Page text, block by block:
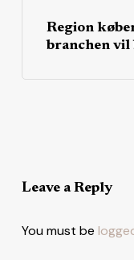
Region
branchen vil
Leave a Reply
You must be